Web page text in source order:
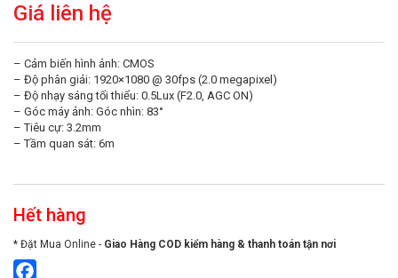
Giá liên hệ
– Cảm biến hình ảnh: CMOS
– Độ phân giải: 1920×1080 @ 30fps (2.0 megapixel)
– Độ nhạy sáng tối thiểu: 0.5Lux (F2.0, AGC ON)
– Góc máy ảnh: Góc nhìn: 83°
– Tiêu cự: 3.2mm
– Tầm quan sát: 6m
Hết hàng
* Đặt Mua Online - Giao Hàng COD kiểm hàng & thanh toán tận nơi